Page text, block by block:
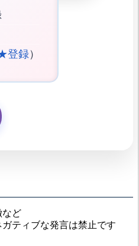
登録）
など
ティブな発言は禁止です